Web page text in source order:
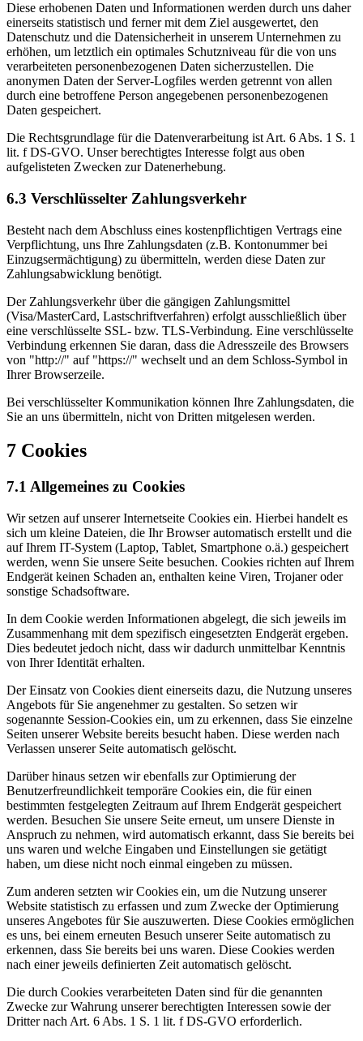
Diese erhobenen Daten und Informationen werden durch uns daher
einerseits statistisch und ferner mit dem Ziel ausgewertet, den
Datenschutz und die Datensicherheit in unserem Unternehmen zu
erhöhen, um letztlich ein optimales Schutzniveau für die von uns
verarbeiteten personenbezogenen Daten sicherzustellen. Die
anonymen Daten der Server-Logfiles werden getrennt von allen
durch eine betroffene Person angegebenen personenbezogenen
Daten gespeichert.
Die Rechtsgrundlage für die Datenverarbeitung ist Art. 6 Abs. 1 S. 1
lit. f DS-GVO. Unser berechtigtes Interesse folgt aus oben
aufgelisteten Zwecken zur Datenerhebung.
6.3 Verschlüsselter Zahlungsverkehr
Besteht nach dem Abschluss eines kostenpflichtigen Vertrags eine
Verpflichtung, uns Ihre Zahlungsdaten (z.B. Kontonummer bei
Einzugsermächtigung) zu übermitteln, werden diese Daten zur
Zahlungsabwicklung benötigt.
Der Zahlungsverkehr über die gängigen Zahlungsmittel
(Visa/MasterCard, Lastschriftverfahren) erfolgt ausschließlich über
eine verschlüsselte SSL- bzw. TLS-Verbindung. Eine verschlüsselte
Verbindung erkennen Sie daran, dass die Adresszeile des Browsers
von "http://" auf "https://" wechselt und an dem Schloss-Symbol in
Ihrer Browserzeile.
Bei verschlüsselter Kommunikation können Ihre Zahlungsdaten, die
Sie an uns übermitteln, nicht von Dritten mitgelesen werden.
7 Cookies
7.1 Allgemeines zu Cookies
Wir setzen auf unserer Internetseite Cookies ein. Hierbei handelt es
sich um kleine Dateien, die Ihr Browser automatisch erstellt und die
auf Ihrem IT-System (Laptop, Tablet, Smartphone o.ä.) gespeichert
werden, wenn Sie unsere Seite besuchen. Cookies richten auf Ihrem
Endgerät keinen Schaden an, enthalten keine Viren, Trojaner oder
sonstige Schadsoftware.
In dem Cookie werden Informationen abgelegt, die sich jeweils im
Zusammenhang mit dem spezifisch eingesetzten Endgerät ergeben.
Dies bedeutet jedoch nicht, dass wir dadurch unmittelbar Kenntnis
von Ihrer Identität erhalten.
Der Einsatz von Cookies dient einerseits dazu, die Nutzung unseres
Angebots für Sie angenehmer zu gestalten. So setzen wir
sogenannte Session-Cookies ein, um zu erkennen, dass Sie einzelne
Seiten unserer Website bereits besucht haben. Diese werden nach
Verlassen unserer Seite automatisch gelöscht.
Darüber hinaus setzen wir ebenfalls zur Optimierung der
Benutzerfreundlichkeit temporäre Cookies ein, die für einen
bestimmten festgelegten Zeitraum auf Ihrem Endgerät gespeichert
werden. Besuchen Sie unsere Seite erneut, um unsere Dienste in
Anspruch zu nehmen, wird automatisch erkannt, dass Sie bereits bei
uns waren und welche Eingaben und Einstellungen sie getätigt
haben, um diese nicht noch einmal eingeben zu müssen.
Zum anderen setzten wir Cookies ein, um die Nutzung unserer
Website statistisch zu erfassen und zum Zwecke der Optimierung
unseres Angebotes für Sie auszuwerten. Diese Cookies ermöglichen
es uns, bei einem erneuten Besuch unserer Seite automatisch zu
erkennen, dass Sie bereits bei uns waren. Diese Cookies werden
nach einer jeweils definierten Zeit automatisch gelöscht.
Die durch Cookies verarbeiteten Daten sind für die genannten
Zwecke zur Wahrung unserer berechtigten Interessen sowie der
Dritter nach Art. 6 Abs. 1 S. 1 lit. f DS-GVO erforderlich.